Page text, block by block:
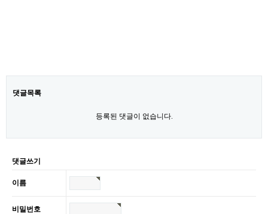
댓글목록
등록된 댓글이 없습니다.
댓글쓰기
이름
비밀번호